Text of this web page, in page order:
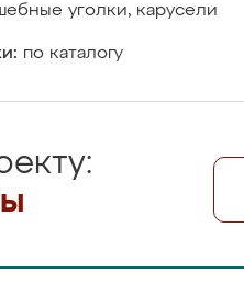
уголки, карусели
по каталогу